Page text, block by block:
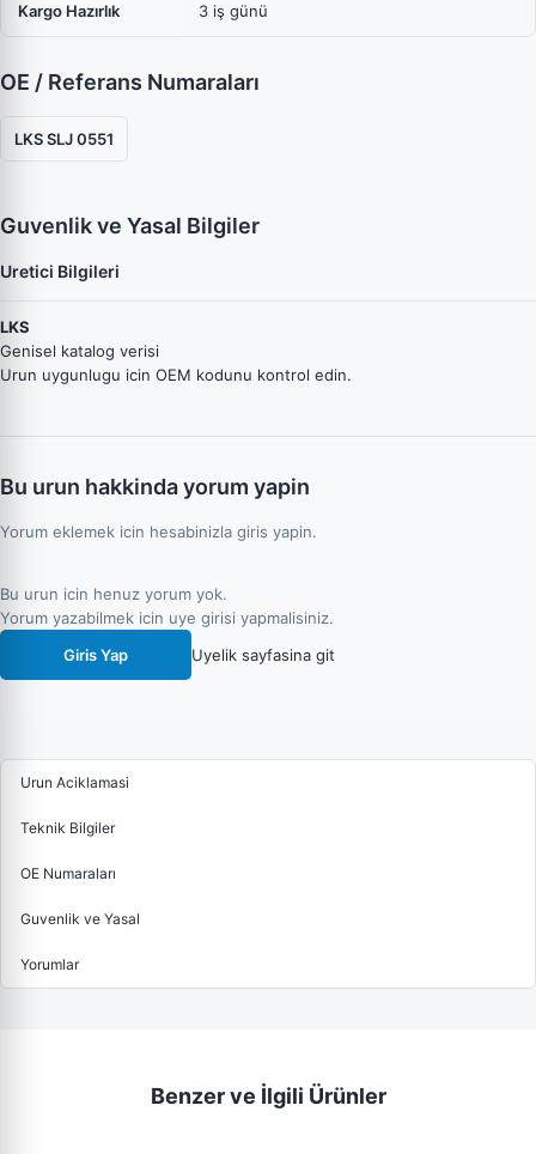
Kargo Hazırlık 3 iş günü
OE / Referans Numaraları
LKS SLJ 0551
Guvenlik ve Yasal Bilgiler
Uretici Bilgileri
LKS
Genisel katalog verisi
Urun uygunlugu icin OEM kodunu kontrol edin.
Bu urun hakkinda yorum yapin
Yorum eklemek icin hesabinizla giris yapin.
Bu urun icin henuz yorum yok.
Yorum yazabilmek icin uye girisi yapmalisiniz.
Giris Yap
Uyelik sayfasina git
Urun Aciklamasi
Teknik Bilgiler
OE Numaraları
Guvenlik ve Yasal
Yorumlar
Benzer ve İlgili Ürünler